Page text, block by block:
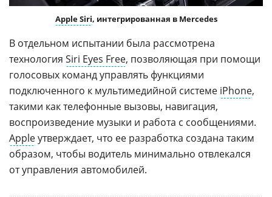
Apple Siri, интегрированная в Mercedes
В отдельном испытании была рассмотрена
технология Siri Eyes Free, позволяющая при помощи
голосовых команд управлять функциями
подключенного к мультимедийной системе iPhone,
такими как телефонные вызовы, навигация,
воспроизведение музыки и работа с сообщениями.
Appleутверждает, что ее разработка создана таким
образом, чтобы водитель минимально отвлекался
от управления автомобилей.